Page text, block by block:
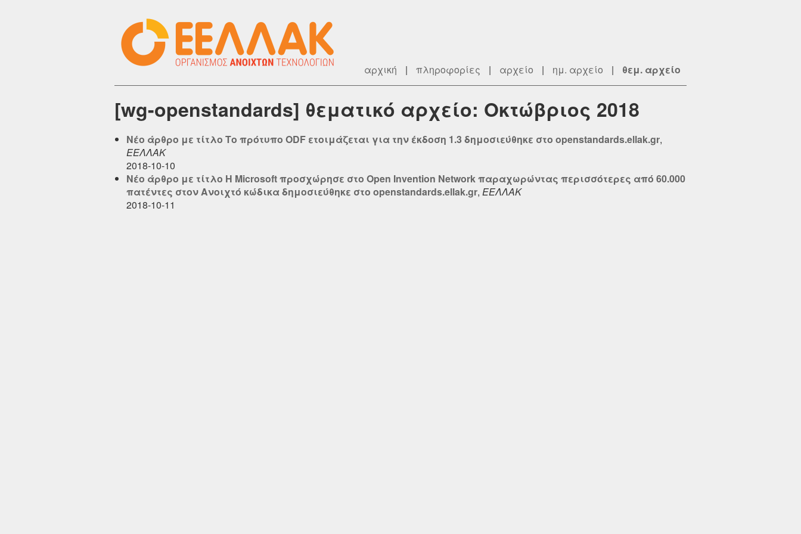
αρχική | πληροφορίες | αρχείο | ημ. αρχείο | θεμ. αρχείο
[wg-openstandards] θεματικό αρχείο: Οκτώβριος 2018
Νέο άρθρο με τίτλο Το πρότυπο ODF ετοιμάζεται για την έκδοση 1.3 δημοσιεύθηκε στο openstandards.ellak.gr,
ΕΕΛΛΑΚ
2018-10-10
Νέο άρθρο με τίτλο Η Microsoft προσχώρησε στο Open Invention Network παραχωρώντας περισσότερες από 60.000
πατέντες στον Ανοιχτό κώδικα δημοσιεύθηκε στο openstandards.ellak.gr, ΕΕΛΛΑΚ
2018-10-11